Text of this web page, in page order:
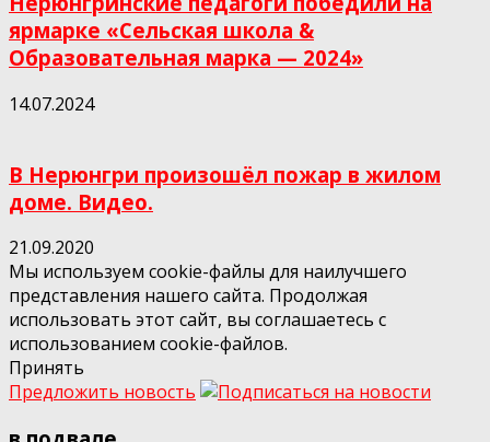
ярмарке «Сельская школа &
Образовательная марка — 2024»
14.07.2024
В Нерюнгри произошёл пожар в жилом
доме. Видео.
21.09.2020
Мы используем cookie-файлы для наилучшего
представления нашего сайта. Продолжая
использовать этот сайт, вы соглашаетесь с
использованием cookie-файлов.
Принять
Предложить новость